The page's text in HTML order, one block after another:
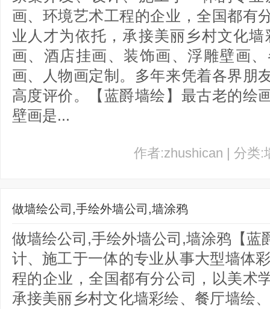
画、环境艺术工程的企业，全国都有
业人才为依托，承接美丽乡村文化
画、酒店挂画、装饰画、浮雕壁画
画、人物画定制。多年来凭着各界朋
高度评价。【蓝爵墙绘】最古老的绘
壁画是...
作者:zhushican | 分类:
做墙绘公司,手绘外墙公司,墙涂鸦
做墙绘公司,手绘外墙公司,墙涂鸦【蓝
计、施工于一体的专业从事大型墙体
程的企业，全国都有分公司，以美术
承接美丽乡村文化墙彩绘、餐厅墙绘